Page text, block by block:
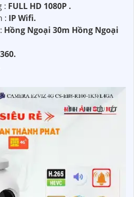
: FULL HD 1080P .
: IP Wifi.
Hồng Ngoại 30m Hồng Ngoại